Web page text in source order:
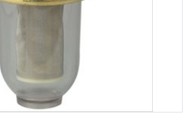
POÊLE
ET HUBLOT